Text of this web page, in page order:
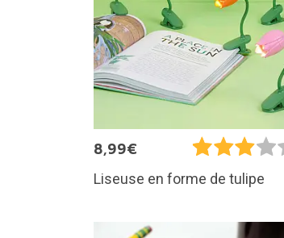
8,99€
Liseuse en forme de tulipe